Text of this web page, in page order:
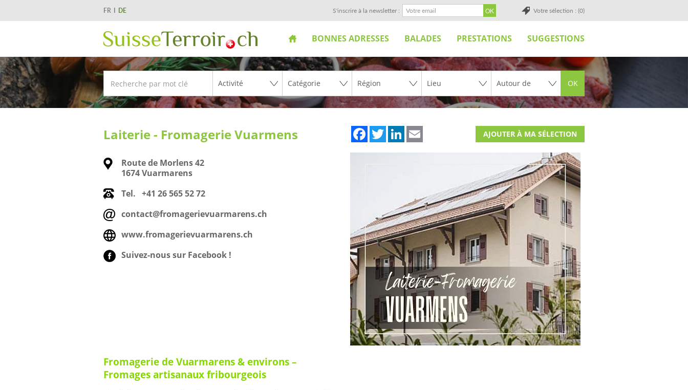
FR DE Votre sélection : (0)
S'inscrire à la newsletter :
BONNES ADRESSES BALADES PRESTATIONS SUGGESTIONS
OK
Laiterie - Fromagerie Vuarmens FacebookTwitterLinkedIn AJOUTER À MA SÉLECTION
Route de Morlens 42
1674 Vuarmarens
Tel. +41 26 565 52 72
contact@fromagerievuarmarens.ch
www.fromagerievuarmarens.ch
Suivez-nous sur Facebook !
Fromagerie de Vuarmarens & environs –
Fromages artisanaux fribourgeois